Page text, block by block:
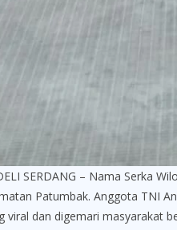
SERDANG – Nama Serka
Patumbak. Anggota TNI
viral dan digemari masyarakat